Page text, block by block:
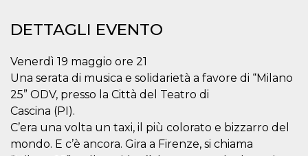
DETTAGLI EVENTO
Venerdì 19 maggio ore 21
Una serata di musica e solidarietà a favore di “Milano
25” ODV, presso la Città del Teatro di
Cascina (PI).
C’era una volta un taxi, il più colorato e bizzarro del
mondo. E c’è ancora. Gira a Firenze, si chiama
PHPSESSID
PHP.net
oooh.events
applicazioni
generico
mantenere le